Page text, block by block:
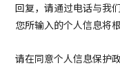
回复，请通过电话与我们
您所输入的个人信息将
请在同意个人信息保护